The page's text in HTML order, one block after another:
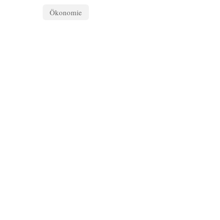
Ökonomie